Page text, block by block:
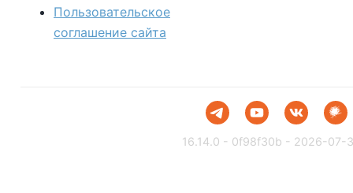
Пользовательское
соглашение сайта
16.14.0 - 0f98f30b - 2026-07-